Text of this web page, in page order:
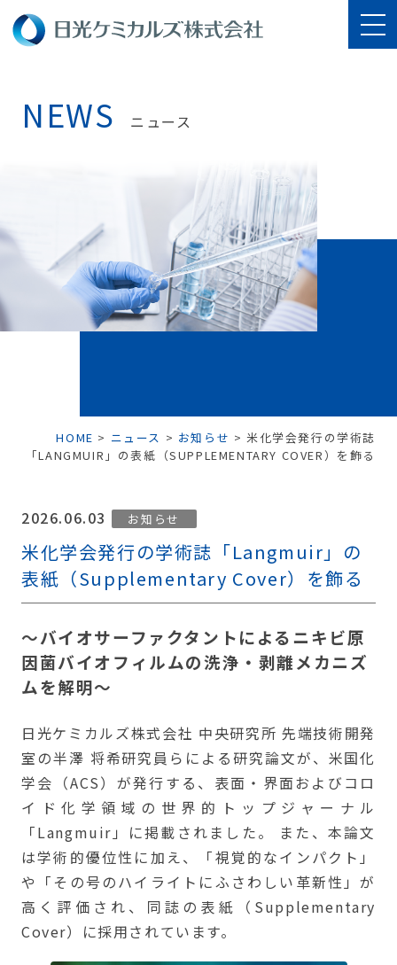
NEWS ニュース
HOME > ニュース > お知らせ > 米化学会発行の学術誌
「LANGMUIR」の表紙（SUPPLEMENTARY COVER）を飾る
2026.06.03 お知らせ
米化学会発行の学術誌「Langmuir」の
表紙（Supplementary Cover）を飾る
〜バイオサーファクタントによるニキビ原
因菌バイオフィルムの洗浄・剥離メカニズ
ムを解明〜
日光ケミカルズ株式会社 中央研究所 先端技術開発
室の半澤 将希研究員らによる研究論文が、米国化
学会（ACS）が発行する、表面・界面およびコロ
イド化学領域の世界的トップジャーナル
「Langmuir」に掲載されました。 また、本論文
は学術的優位性に加え、「視覚的なインパクト」
や「その号のハイライトにふさわしい革新性」が
高く評価され、同誌の表紙（Supplementary
Cover）に採用されています。